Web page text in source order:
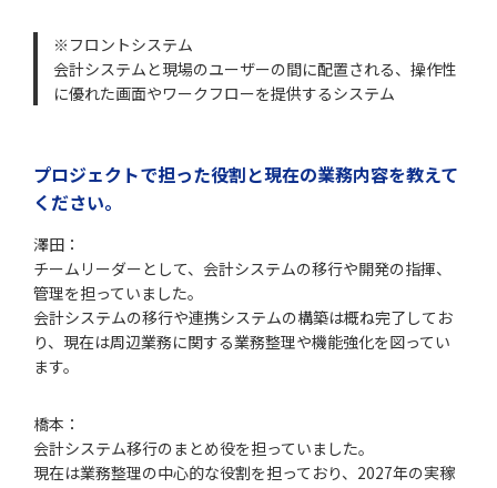
※フロントシステム
会計システムと現場のユーザーの間に配置される、操作性
に優れた画面やワークフローを提供するシステム
プロジェクトで担った役割と現在の業務内容を教えて
ください。
澤田：
チームリーダーとして、会計システムの移行や開発の指揮、
管理を担っていました。
会計システムの移行や連携システムの構築は概ね完了してお
り、現在は周辺業務に関する業務整理や機能強化を図ってい
ます。
橋本：
会計システム移行のまとめ役を担っていました。
現在は業務整理の中心的な役割を担っており、2027年の実稼